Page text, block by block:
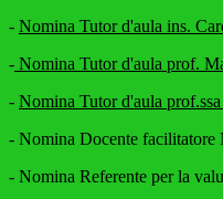
- Nomina Tutor d'aula ins.
- Nomina Tutor d'aula prof.
- Nomina Tutor d'aula
- Nomina Docente facilitatore
- Nomina Referente per la